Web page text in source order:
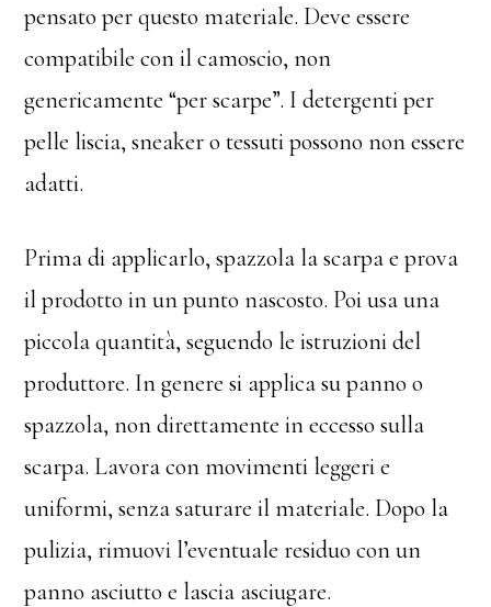
pensato per questo materiale. Deve essere
compatibile con il camoscio, non
genericamente “per scarpe”. I detergenti per
pelle liscia, sneaker o tessuti possono non essere
adatti.
Prima di applicarlo, spazzola la scarpa e prova
il prodotto in un punto nascosto. Poi usa una
piccola quantità, seguendo le istruzioni del
produttore. In genere si applica su panno o
spazzola, non direttamente in eccesso sulla
scarpa. Lavora con movimenti leggeri e
uniformi, senza saturare il materiale. Dopo la
pulizia, rimuovi l’eventuale residuo con un
panno asciutto e lascia asciugare.